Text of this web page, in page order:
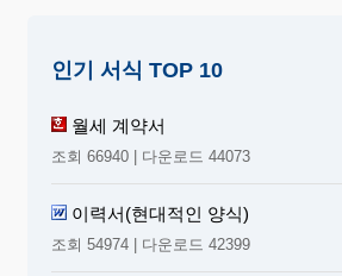
인기 서식 TOP 10
월세 계약서
조회 66940 | 다운로드 44073
이력서(현대적인 양식)
조회 54974 | 다운로드 42399